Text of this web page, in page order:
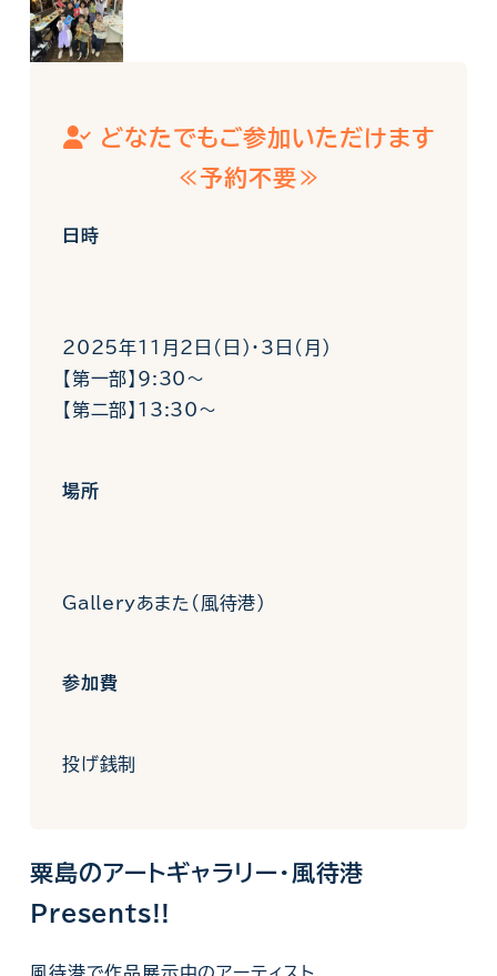
どなたでもご参加いただけます
≪予約不要≫
日時
2025年11月2日(日)・3日(月)
【第一部】9:30〜
【第二部】13:30〜
場所
Galleryあまた(風待港)
参加費
投げ銭制
粟島のアートギャラリー・風待港
Presents!!